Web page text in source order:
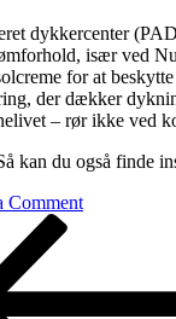
dykkercenter
især ved
for at
der dækker
– rør ikke ved
kan du også finde
Commenton
på